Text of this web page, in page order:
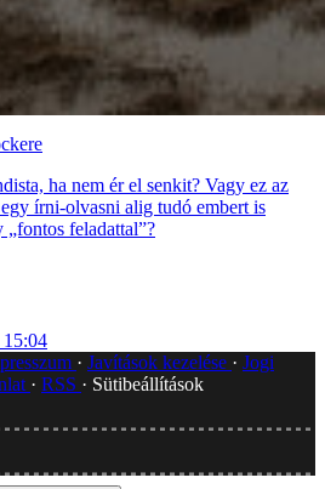
ha nem ér el senkit? Vagy ez az
írni-olvasni alig tudó embert is
„fontos feladattal”?
Javítások kezelése
Jogi
RSS
Sütibeállítások